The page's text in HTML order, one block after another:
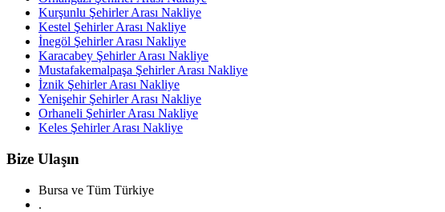
Kurşunlu Şehirler Arası Nakliye
Kestel Şehirler Arası Nakliye
İnegöl Şehirler Arası Nakliye
Karacabey Şehirler Arası Nakliye
Mustafakemalpaşa Şehirler Arası Nakliye
İznik Şehirler Arası Nakliye
Yenişehir Şehirler Arası Nakliye
Orhaneli Şehirler Arası Nakliye
Keles Şehirler Arası Nakliye
Bize Ulaşın
Bursa ve Tüm Türkiye
.